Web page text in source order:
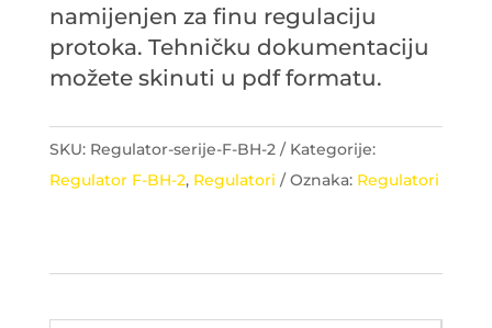
namijenjen za finu regulaciju
protoka. Tehničku dokumentaciju
možete skinuti u pdf formatu.
SKU: Regulator-serije-F-BH-2
Kategorije:
Regulator F-BH-2, Regulatori Oznaka: Regulatori